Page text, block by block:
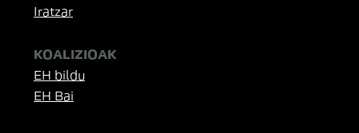
Iratzar
KOALIZIOAK
EH bildu
EH Bai